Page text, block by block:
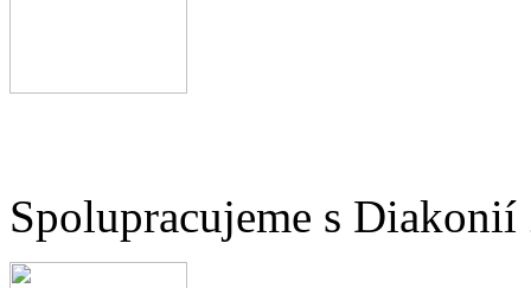
Spolupracujeme s Diakonií